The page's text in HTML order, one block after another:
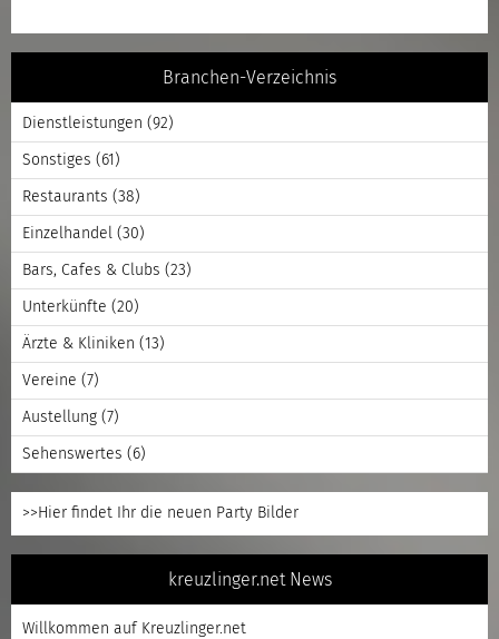
Branchen-Verzeichnis
Dienstleistungen (92)
Sonstiges (61)
Restaurants (38)
Einzelhandel (30)
Bars, Cafes & Clubs (23)
Unterkünfte (20)
Ärzte & Kliniken (13)
Vereine (7)
Austellung (7)
Sehenswertes (6)
>>Hier findet Ihr die neuen Party Bilder
kreuzlinger.net News
Willkommen auf Kreuzlinger.net